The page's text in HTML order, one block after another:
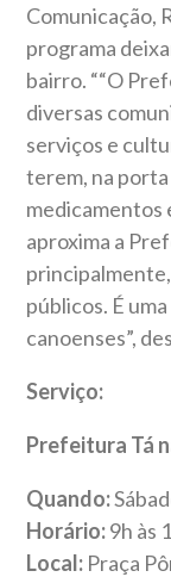
Comunicação,
programa
bairro. ““O
diversas
serviços e
terem, na
medicamentos
aproxima a
públicos. É
canoenses”,
Serviço:
Prefeitura Tá
Quando:
Horário:9h às
Local:Praça